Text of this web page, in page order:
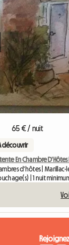
65 € / nuit
découvrir
En Chambre D'Hôtes
d'hôtes | Marillac-
| 1 nuit